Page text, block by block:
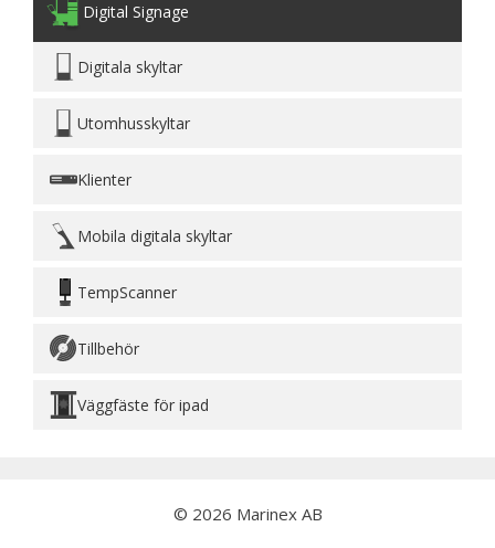
Digital Signage
Digitala skyltar
Utomhusskyltar
Klienter
Mobila digitala skyltar
TempScanner
Tillbehör
Väggfäste för ipad
© 2026 Marinex AB